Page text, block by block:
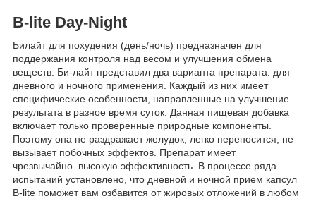
B-lite Day-Night
Билайт для похудения (день/ночь) предназначен для
поддержания контроля над весом и улучшения обмена
веществ. Би-лайт представил два варианта препарата: для
дневного и ночного применения. Каждый из них имеет
специфические особенности, направленные на улучшение
результата в разное время суток. Данная пищевая добавка
включает только проверенные природные компоненты.
Поэтому она не раздражает желудок, легко переносится, не
вызывает побочных эффектов. Препарат имеет
чрезвычайно высокую эффективность. В процессе ряда
испытаний установлено, что дневной и ночной прием капсул
B-lite поможет вам озбавится от жировых отложений в любом